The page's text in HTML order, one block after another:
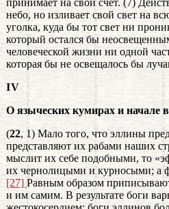
небо, но изливает свой свет на
уголка, куда бы тот свет ни
который остался бы
человеческой жизни ни одной
которая бы не освещалось бы
IV
О языческих кумирах и начале
(22, 1) Мало того, что эллины
представляют их рабами наших
мыслит их себе подобными, то
их чернолицыми и курносыми; а
[27] Равным образом
и им самим. В результате боги